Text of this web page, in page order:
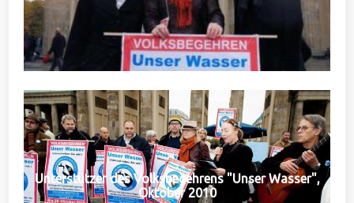
Unterstützer des Volksbegehrens "Unser Wasser",
Oktober 2010